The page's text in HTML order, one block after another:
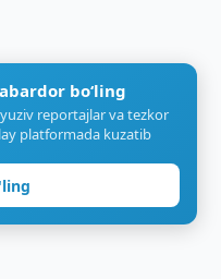
bo‘ling
reportajlar va tezkor
platformada kuzatib